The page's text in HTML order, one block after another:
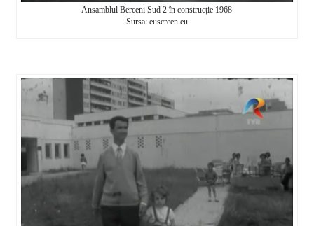
Ansamblul Berceni Sud 2 în construcție 1968
Sursa: euscreen.eu